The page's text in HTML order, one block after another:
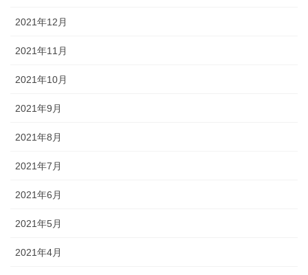
2021年12月
2021年11月
2021年10月
2021年9月
2021年8月
2021年7月
2021年6月
2021年5月
2021年4月